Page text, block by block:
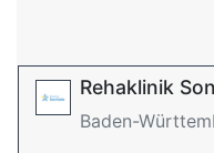
Rehaklinik
Baden-